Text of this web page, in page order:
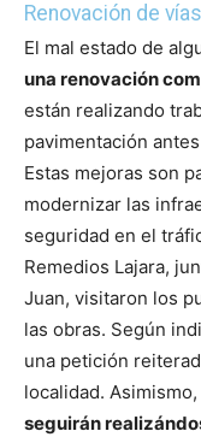
Renovación de
El mal estado de
una renovación
están realizando
pavimentación
Estas mejoras son
modernizar las
seguridad en el
Remedios Lajara,
Juan, visitaron los
las obras. Según
una petición
localidad.
seguirán